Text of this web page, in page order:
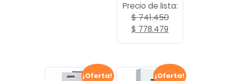
Precio de lista:
$741.450
El
$ 741.450.
$ 778.479
precio
es:
$ 778.479.
¡Oferta! ¡Oferta!